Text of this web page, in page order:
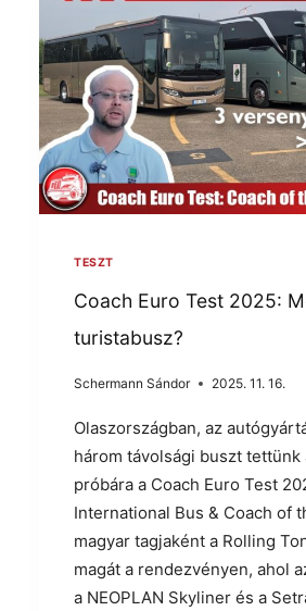
TESZT
Coach Euro Test 2025:
turistabusz?
Schermann Sándor 2025. 11. 16.
Olaszországban, az
három távolsági buszt tettünk
próbára a Coach Euro Test
International Bus & Coach of
magyar tagjaként a Rolling
magát a rendezvényen, ahol
a NEOPLAN Skyliner és a